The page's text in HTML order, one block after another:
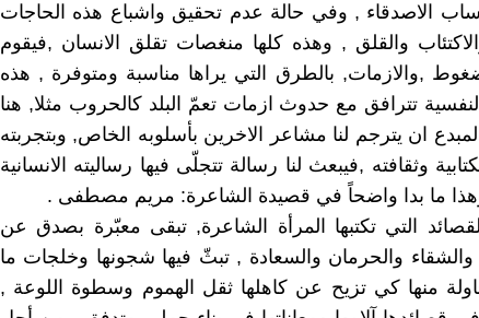
الاصدقاء , وفي حالة عدم تحقيق واشباع هذه الحاجات
والقلق , وهذه كلها منغصات تقلق الانسان ,فيقوم
,والازمات, بالطرق التي يراها مناسبة ومتوفرة , هذه
تترافق مع حدوث ازمات تعمّ البلد كالحروب مثلا, هنا
ان يترجم لنا مشاعر الاخرين بأسلوبه الخاص, وبتجربته
وثقافته ,فيبعث لنا رسالة تتجلّى فيها رساليته الانسانية
.وهذا ما بدا واضحاً في قصيدة الشاعرة: مريم مصطفى .
التي تكتبها المرأة الشاعرة, تبقى معبّرة بصدق عن
والشقاء والحرمان والسعادة , تبثّ فيها شجونها وخلجات ما
منها كي تزيح عن كاهلها ثقل الهموم وسطوة اللوعة ,